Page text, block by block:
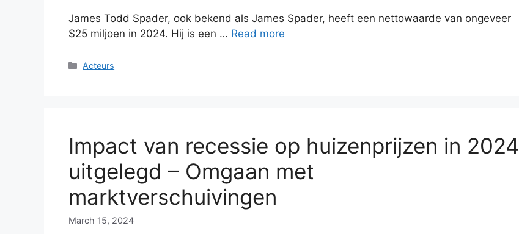
James Todd Spader, ook bekend als James Spader, heeft een nettowaarde van ongeveer
$25 miljoen in 2024. Hij is een … Read more
Categories
Acteurs
Impact van recessie op huizenprijzen in 2024
uitgelegd – Omgaan met
marktverschuivingen
March 15, 2024